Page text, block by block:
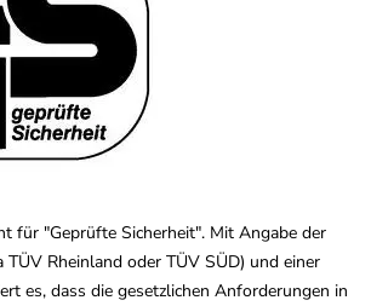
für "Geprüfte Sicherheit". Mit Angabe der
Rheinland oder TÜV SÜD) und einer
es, dass die gesetzlichen Anforderungen in